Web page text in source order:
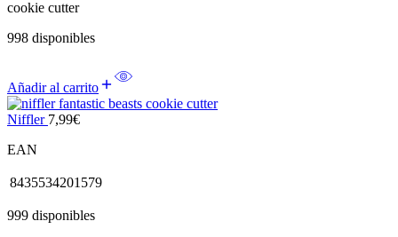
cookie cutter
998 disponibles
Añadir al carrito
Niffler 7,99€
EAN
8435534201579
999 disponibles